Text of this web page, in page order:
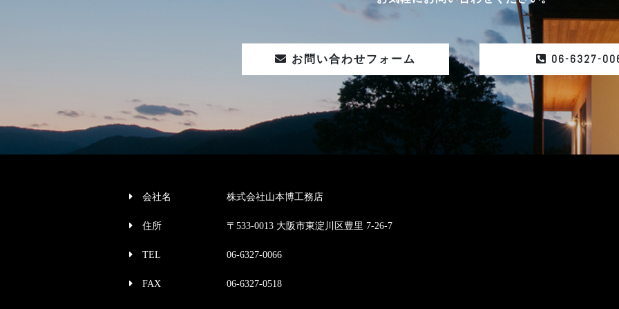
お問い合わせフォーム 06-6327-
会社名 株式会社山本博工務店
住所 〒533-0013 大阪市東淀川区豊里 7-26-7
TEL 06-6327-0066
FAX 06-6327-0518